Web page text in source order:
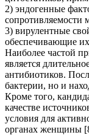
2) эндогенные
сопротивляемости
3) вирулентные
обеспечивающие
Наиболее частой
является
антибиотиков.
бактерии, но и
Кроме того,
качестве
условия для
органах женщины